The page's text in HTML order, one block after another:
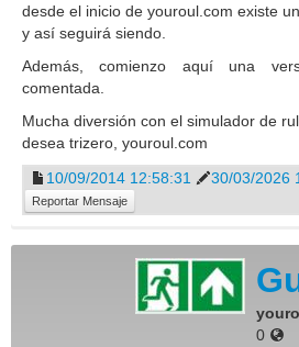
desde el inicio de youroul.com existe un
y así seguirá siendo.
Además, comienzo aquí una
comentada.
Mucha diversión con el simulador de
desea trizero, youroul.com
10/09/2014 12:58:31
30/03/2026
Reportar Mensaje
0